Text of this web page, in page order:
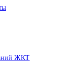
ЖКТ